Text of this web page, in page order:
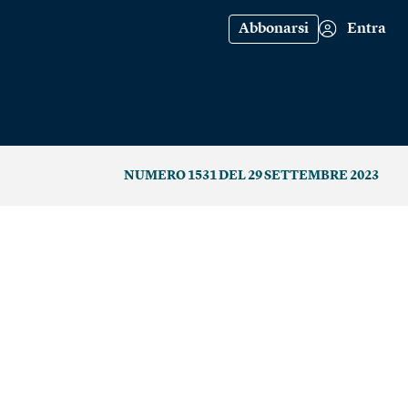
Abbonarsi Entra
NUMERO 1531 DEL 29 SETTEMBRE 2023